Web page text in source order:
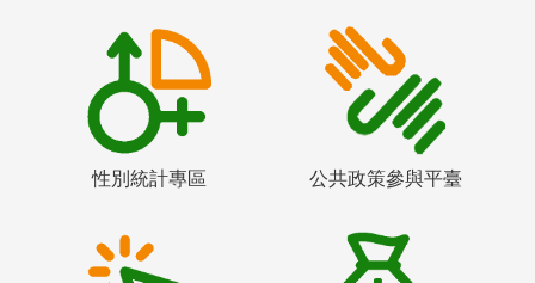
性別統計專區 公共政策參與平臺